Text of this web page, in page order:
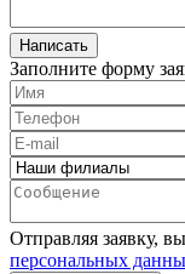
Заполните форму
Отправляя заявку,
персональных